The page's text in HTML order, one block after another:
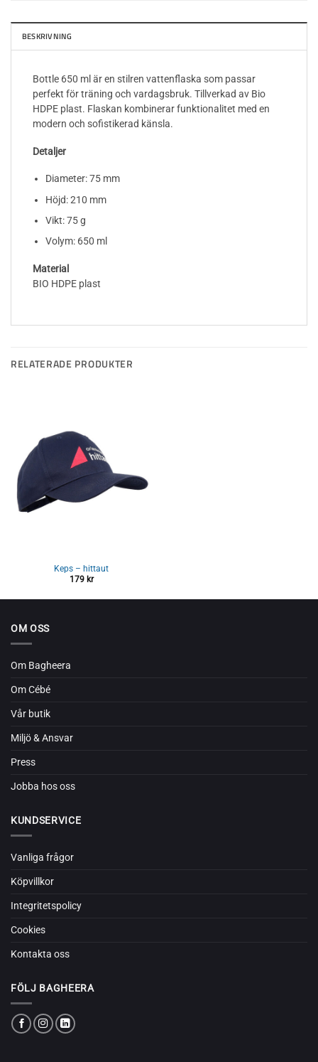
BESKRIVNING
Bottle 650 ml är en stilren vattenflaska som passar
perfekt för träning och vardagsbruk. Tillverkad av Bio
HDPE plast. Flaskan kombinerar funktionalitet med en
modern och sofistikerad känsla.
Detaljer
Diameter: 75 mm
Höjd: 210 mm
Vikt: 75 g
Volym: 650 ml
Material
BIO HDPE plast
RELATERADE PRODUKTER
Keps – hittaut
179 kr
OM OSS
Om Bagheera
Om Cébé
Vår butik
Miljö & Ansvar
Press
Jobba hos oss
KUNDSERVICE
Vanliga frågor
Köpvillkor
Integritetspolicy
Cookies
Kontakta oss
FÖLJ BAGHEERA